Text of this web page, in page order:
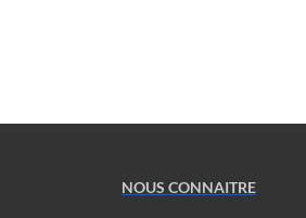
NOUS CONNAITRE